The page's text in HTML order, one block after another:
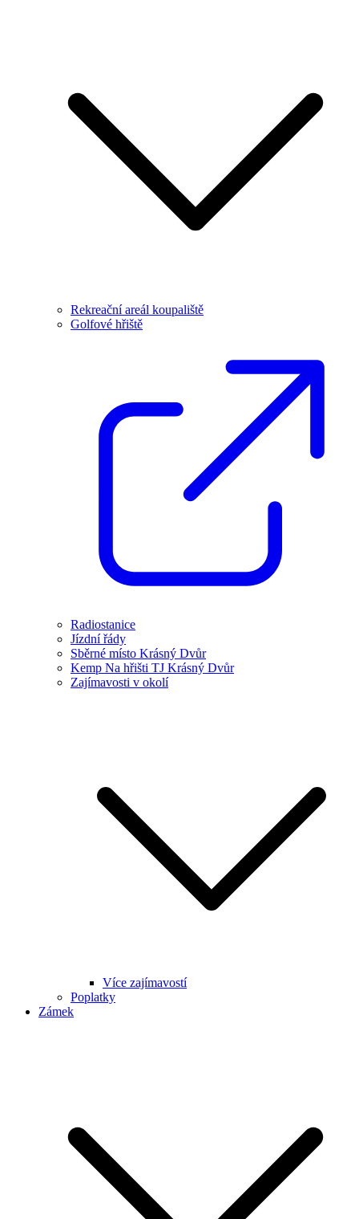
Rekreační areál koupaliště
Golfové hřiště
Radiostanice
Jízdní řády
Sběrné místo Krásný Dvůr
Kemp Na hřišti TJ Krásný Dvůr
Zajímavosti v okolí
Více zajímavostí
Poplatky
Zámek